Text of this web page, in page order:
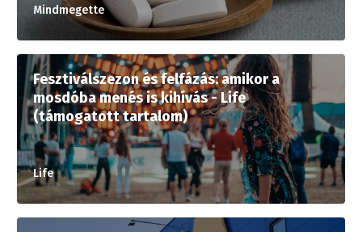
Mindmegette
Fesztiválszezon és felfázás: amikor a
mosdóba menés is kihívás - Life
(támogatott tartalom)
Life